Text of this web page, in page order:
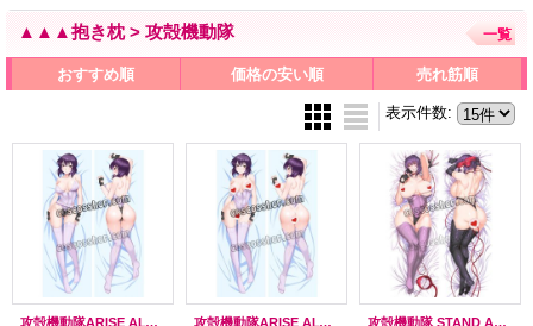
▲▲▲抱き枕 > 攻殻機動隊 一覧
おすすめ順 価格の安い順 売れ筋順
表示件数:
攻殻機動隊ARISE ALTERNATIVE ARCHITECTURE 草薙素子風 くさなぎもとこ 02 ●等身大 抱き枕カバー 攻殻機動隊ARISE ALTERNATIVE ARCHITECTURE 草薙素子風 くさなぎもとこ 03 ●等身大 抱き枕カバー 攻殻機動隊 STAND ALONE COMPLEX 草薙素子風 くさなぎもとこ ●等身大 抱き枕カバー